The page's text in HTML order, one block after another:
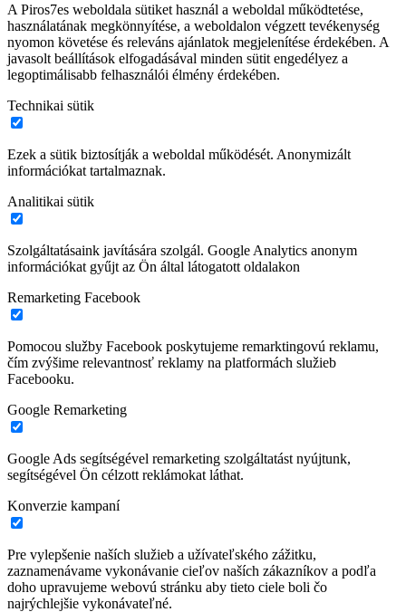
A Piros7es weboldala sütiket használ a weboldal működtetése,
használatának megkönnyítése, a weboldalon végzett tevékenység
nyomon követése és releváns ajánlatok megjelenítése érdekében. A
javasolt beállítások elfogadásával minden sütit engedélyez a
legoptimálisabb felhasználói élmény érdekében.
Technikai sütik
Ezek a sütik biztosítják a weboldal működését. Anonymizált
információkat tartalmaznak.
Analitikai sütik
Szolgáltatásaink javítására szolgál. Google Analytics anonym
információkat gyűjt az Ön által látogatott oldalakon
Remarketing Facebook
Pomocou služby Facebook poskytujeme remarktingovú reklamu,
čím zvýšime relevantnosť reklamy na platformách služieb
Facebooku.
Google Remarketing
Google Ads segítségével remarketing szolgáltatást nyújtunk,
segítségével Ön célzott reklámokat láthat.
Konverzie kampaní
Pre vylepšenie naších služieb a užívateľského zážitku,
zaznamenávame vykonávanie cieľov naších zákazníkov a podľa
doho upravujeme webovú stránku aby tieto ciele boli čo
najrýchlejšie vykonávateľné.